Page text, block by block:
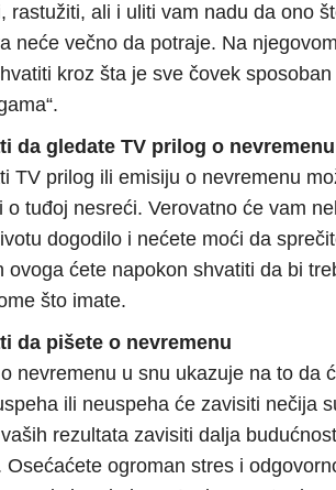
rastužiti, ali i uliti vam nadu da ono
neće večno da potraje. Na
kroz šta je sve čovek
da gledate TV prilog o nevremenu
TV prilog ili emisiju o nevremenu
o tuđoj nesreći. Verovatno će vam
dogodilo i nećete moći da
ovoga ćete napokon shvatiti da bi
što imate.
da pišete o nevremenu
nevremenu u snu ukazuje na to da
ili neuspeha će zavisiti nečija
rezultata zavisiti dalja
Osećaćete ogroman stres i